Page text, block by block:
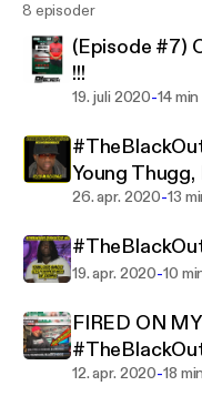
8 episoder
(Episode #7)
!!!
19. juli 2020-14 min
Young
& Money
26. apr. 2020-13
19. apr. 2020-10
FIRED ON
12. apr. 2020-18 min